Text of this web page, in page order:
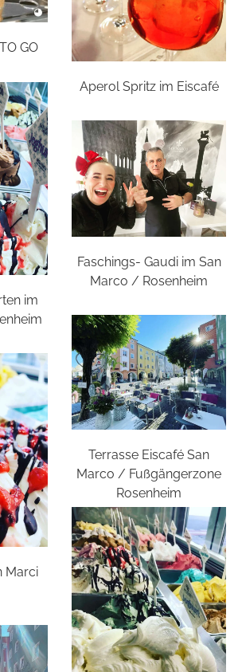
Aperol Spritz im Eiscafé
GO
Faschings- Gaudi im San
Marco / Rosenheim
im
Terrasse Eiscafé San
Marco / Fußgängerzone
Rosenheim
Marci